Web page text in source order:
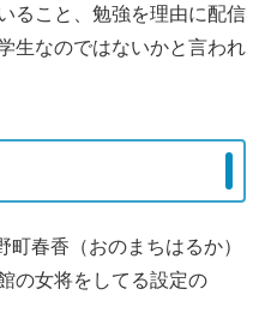
ること、勉強を理由に配信
生なのではないかと言われ
春香（おのまちはるか）
の女将をしてる設定の